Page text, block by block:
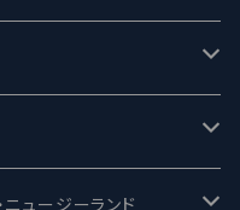
リー
ス
ュージーランド